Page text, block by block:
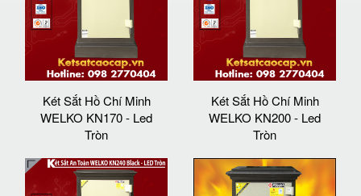
Két Sắt Hồ Chí Minh
WELKO KN170 - Led
Tròn
Két Sắt Hồ Chí Minh
WELKO KN200 - Led
Tròn